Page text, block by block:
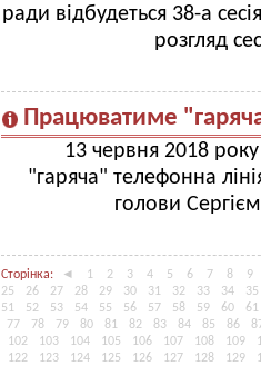
ради відбудеться 38-а
розгляд
Працюватиме
13 червня 2018
"гаряча" телефонна
голови
Сторінка: ◄ 1 2 3 4 5 6 7 8
9
25
26 27 28 29 30 31 32 33 34
35
51
52 53 54 55 56 57 58 59 60
61
77
78 79 80 81 82 83 84 85 86
102
103 104 105 106 107 108 109
122
123 124 125 126 127 128 129